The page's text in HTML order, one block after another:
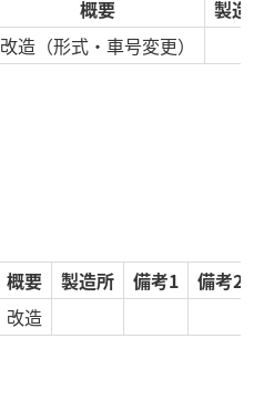
概要
製
改造 （形式・車号変更）
概要 製造所 備考1
備考2
改造